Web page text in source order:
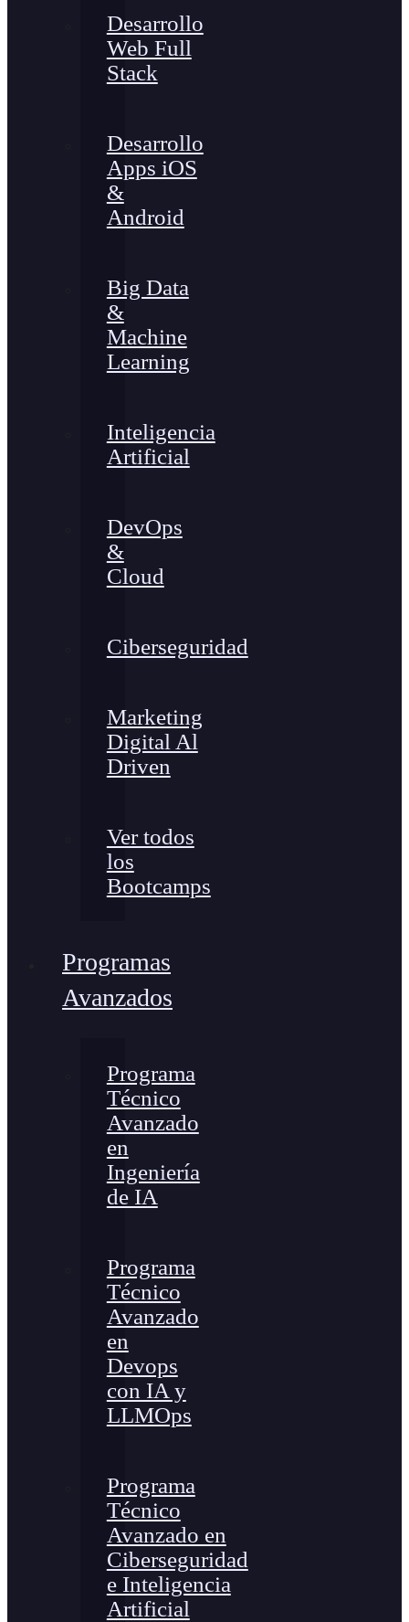
Desarrollo
Web Full
Stack
Desarrollo
Apps iOS
&
Android
Big Data
&
Machine
Learning
Inteligencia
Artificial
DevOps
&
Cloud
Ciberseguridad
Marketing
Digital Al
Driven
Ver todos
los
Bootcamps
Programas
Avanzados
Programa
Técnico
Avanzado
en
Ingeniería
de IA
Programa
Técnico
Avanzado
en
Devops
con IA y
LLMOps
Programa
Técnico
Avanzado en
Ciberseguridad
e Inteligencia
Artificial